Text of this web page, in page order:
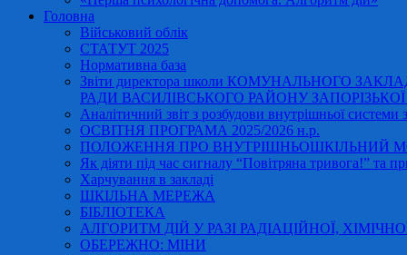
Головна
Військовий облік
СТАТУТ 2025
Нормативна база
Звіти директора школи КОМУНАЛЬНОГО
РАДИ ВАСИЛІВСЬКОГО РАЙОНУ ЗАПОРІЗЬКОЇ
Аналітичний звіт з розбудови внутрішньої системи
ОСВІТНЯ ПРОГРАМА 2025/2026 н.р.
ПОЛОЖЕННЯ ПРО ВНУТРІШНЬОШКІЛЬНИЙ
Як діяти під час сигналу “Повітряна тривога!” та
Харчування в закладі
ШКІЛЬНА МЕРЕЖА
БІБЛІОТЕКА
АЛГОРИТМ ДІЙ У РАЗІ РАДІАЦІЙНОЇ,
ОБЕРЕЖНО: МІНИ